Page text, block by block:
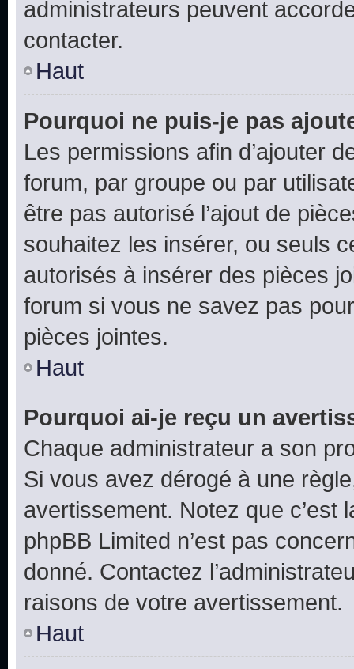
administrateurs peuvent
contacter.
Haut
Pourquoi ne puis-je pas
Les permissions afin d’ajouter
forum, par groupe ou par
être pas autorisé l’ajout de
souhaitez les insérer, ou seuls
autorisés à insérer des pièces
forum si vous ne savez pas
pièces jointes.
Haut
Pourquoi ai-je reçu un
Chaque administrateur a son
Si vous avez dérogé à une
avertissement. Notez que c’est
phpBB Limited n’est pas
donné. Contactez
raisons de votre avertissement.
Haut